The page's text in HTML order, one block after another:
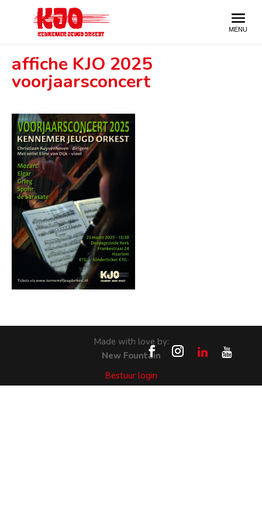
affiche KJO 2025
voorjaarsconcert
Made with love by:
New Fountain
Bestuur login